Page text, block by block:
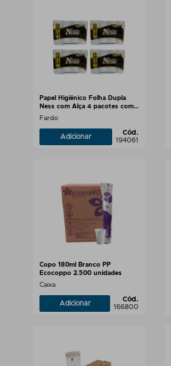
Papel Higiênico Folha Dupla
Ness com Alça 4 pacotes com
16 rolos de 30 metros
Fardo
Adicionar
Cód.
194061
Copo 180ml Branco PP
Ecocoppo 2.500 unidades
Caixa
Adicionar
Cód.
166800